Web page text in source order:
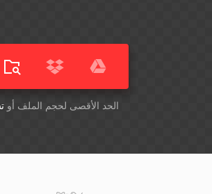
أسقِط الملفات هنا. 1 GB الحد الأقصى لحجم الملف أو